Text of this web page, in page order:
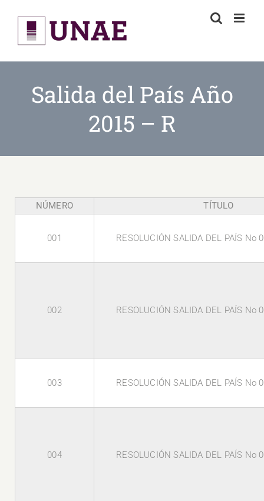
content
Salida del País Año
2015 – R
NÚMERO TÍTULO
001 RESOLUCIÓN SALIDA DEL PAÍS No
002 RESOLUCIÓN SALIDA DEL PAÍS No
003 RESOLUCIÓN SALIDA DEL PAÍS No
004 RESOLUCIÓN SALIDA DEL PAÍS No